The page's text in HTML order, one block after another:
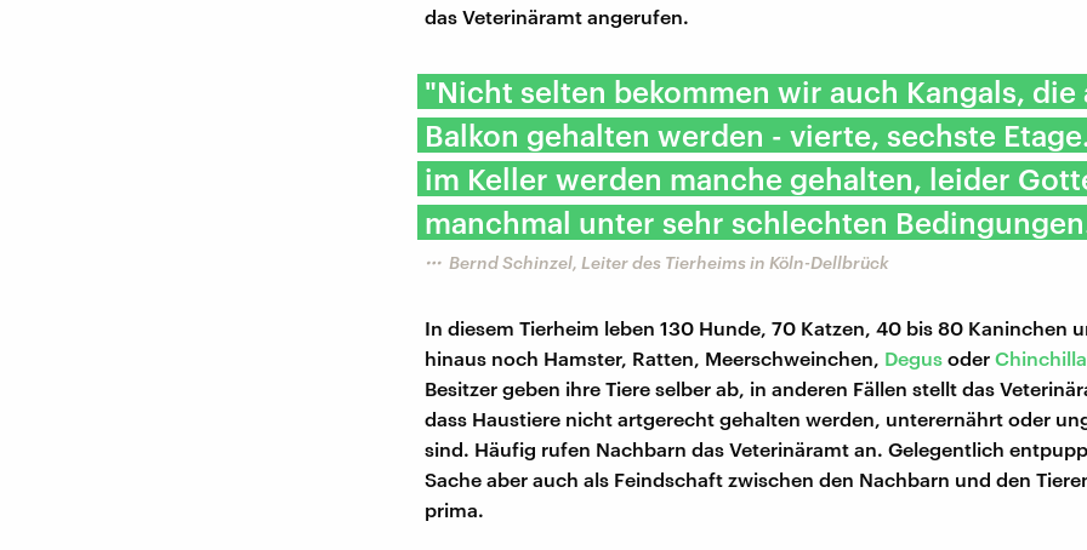
das Veterinäramt angerufen.
"Nicht selten bekommen wir auch Kangals, die
Balkon gehalten werden - vierte, sechste
im Keller werden manche gehalten, leider
manchmal unter sehr schlechten
Bernd Schinzel, Leiter des Tierheims in Köln-Dellbrück
In diesem Tierheim leben 130 Hunde, 70 Katzen, 40 bis 80 Kaninchen
hinaus noch Hamster, Ratten, Meerschweinchen, Degus oder
Besitzer geben ihre Tiere selber ab, in anderen Fällen stellt das
dass Haustiere nicht artgerecht gehalten werden, unterernährt oder
sind. Häufig rufen Nachbarn das Veterinäramt an. Gelegentlich
Sache aber auch als Feindschaft zwischen den Nachbarn und den
prima.